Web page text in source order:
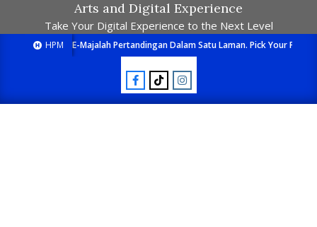
Arts and Digital Experience
Take Your Digital Experience to the Next Level
HPM E-Majalah Pertandingan Dalam Satu Laman. Pick Your